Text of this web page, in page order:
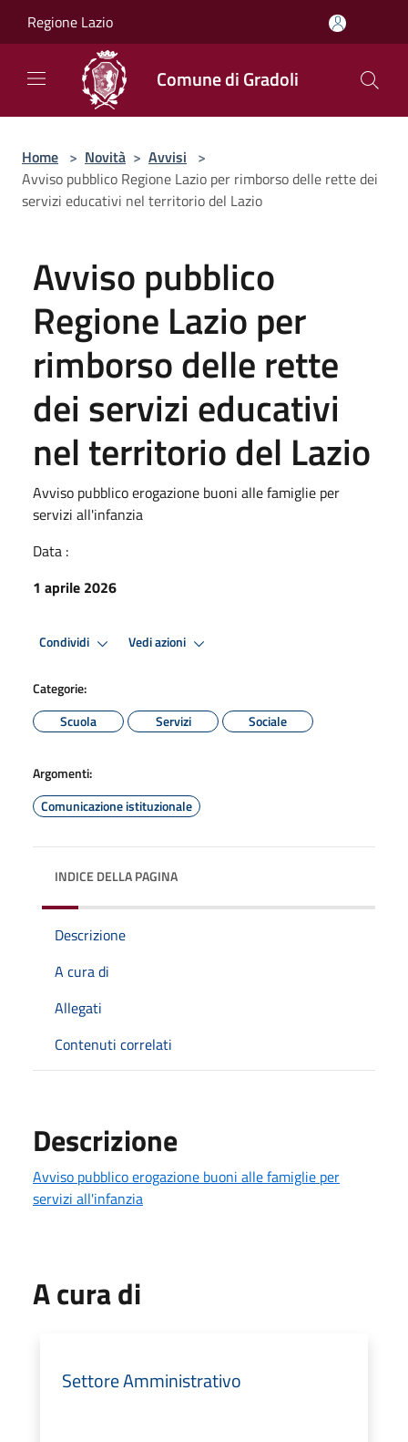
Regione Lazio
Comune di Gradoli
Home > Novità > Avvisi >
Avviso pubblico Regione Lazio per rimborso delle rette dei
servizi educativi nel territorio del Lazio
Avviso pubblico
Regione Lazio per
rimborso delle rette
dei servizi educativi
nel territorio del Lazio
Avviso pubblico erogazione buoni alle famiglie per
servizi all'infanzia
Data :
1 aprile 2026
Condividi Vedi azioni
Categorie:
Scuola
Servizi Sociale
Argomenti:
Comunicazione istituzionale
INDICE DELLA PAGINA
Descrizione
A cura di
Allegati
Contenuti correlati
Descrizione
Avviso pubblico erogazione buoni alle famiglie per
servizi all'infanzia
A cura di
Settore Amministrativo